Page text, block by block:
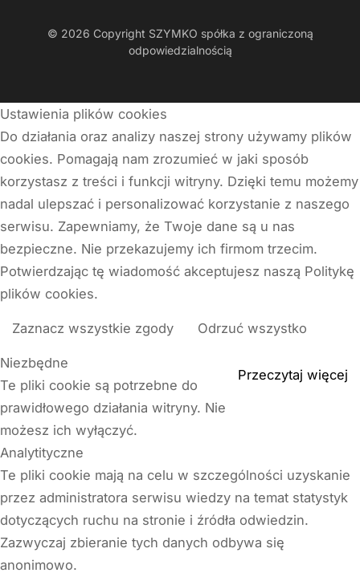
© 2026 Copyright SZYMKO spółka z ograniczoną
odpowiedzialnością
Ustawienia plików cookies
Do działania oraz analizy naszej strony używamy plików
cookies. Pomagają nam zrozumieć w jaki sposób
korzystasz z treści i funkcji witryny. Dzięki temu możemy
nadal ulepszać i personalizować korzystanie z naszego
serwisu. Zapewniamy, że Twoje dane są u nas
bezpieczne. Nie przekazujemy ich firmom trzecim.
Potwierdzając tę wiadomość akceptujesz naszą Politykę
plików cookies.
Zaznacz wszystkie zgody Odrzuć wszystko
Przeczytaj więcej
Niezbędne
Te pliki cookie są potrzebne do
prawidłowego działania witryny. Nie
możesz ich wyłączyć.
Analytityczne
Te pliki cookie mają na celu w szczególności uzyskanie
przez administratora serwisu wiedzy na temat statystyk
dotyczących ruchu na stronie i źródła odwiedzin.
Zazwyczaj zbieranie tych danych odbywa się
anonimowo.